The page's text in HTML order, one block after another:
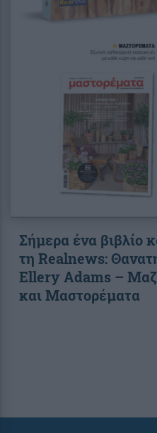
Σήμερα ένα βιβλίο
τη Realnews:
Ellery Adams –
και Μαστορέματα